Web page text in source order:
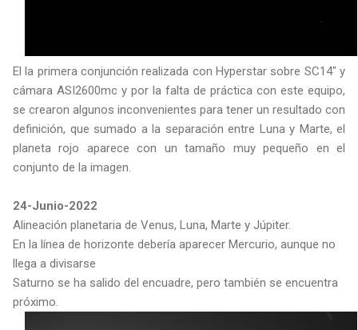
El la primera conjunción realizada con Hyperstar sobre SC14" y
cámara ASI2600mc y por la falta de práctica con este equipo,
se crearon algunos inconvenientes para tener un resultado con
definición, que sumado a la separación entre Luna y Marte, el
planeta rojo aparece con un tamaño muy pequeño en el
conjunto de la imagen.
24-Junio-2022
Alineación planetaria de Venus, Luna, Marte y Júpiter.
En la línea de horizonte debería aparecer Mercurio, aunque no
llega a divisarse
Saturno se ha salido del encuadre, pero también se encuentra
próximo.